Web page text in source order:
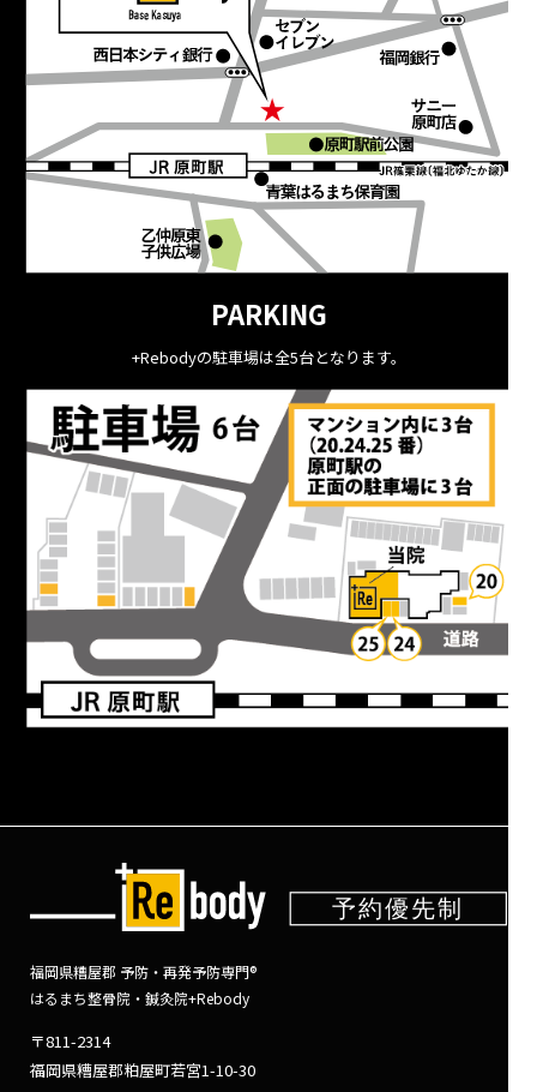
PARKING
+Rebodyの駐車場は全5台となります。
福岡県糟屋郡 予防・再発予防専門®
はるまち整骨院・鍼灸院+Rebody
〒811-2314
福岡県糟屋郡粕屋町若宮1-10-30